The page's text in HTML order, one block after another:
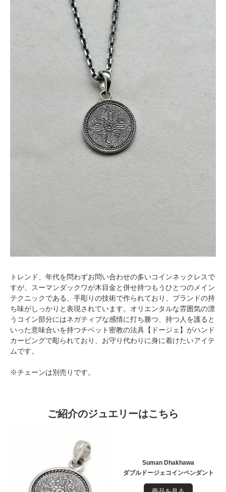
トレンド、年代を問わずお問い合わせの多いコインネックレスで
すが、スーマンダックワが木目金と併せ持つもうひとつのメイン
テクニックである、手彫りの技術で作られており、ブランドの持
ち味がしっかりと表現されています。オリエンタルな雰囲気の漂
うコイン部分にはネガティブな感情に打ち勝つ、持つ人を護ると
いった意味合いを持つチベット密教の法具【ドージェ】がハンド
カービングで彫られており、お守り代わりに身に着けたいアイテ
ムです。
※チェーンは別売りです。
ご紹介のジュエリーはこちら
Suman Dhakhawa
ダブルドージェコインペンダント